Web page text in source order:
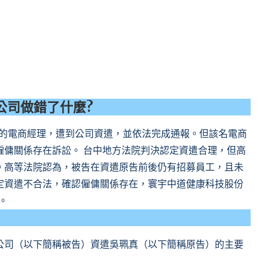
司做錯了什麼?
電商經理，遭到公司資遣，並依法完成通報。但該名電商
關係存在訴訟。 台中地方法院判決認定資遣合理，但高
等法院認為，被告在資遣原告前後仍有招募員工，且未
遣不合法，確認僱傭關係存在，寰宇中道健康科技股份
（以下簡稱被告）資遣吳珮真（以下簡稱原告）的主要